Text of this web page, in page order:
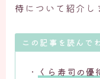
待 について紹介し
この記事を読んで
・ くら寿司の優